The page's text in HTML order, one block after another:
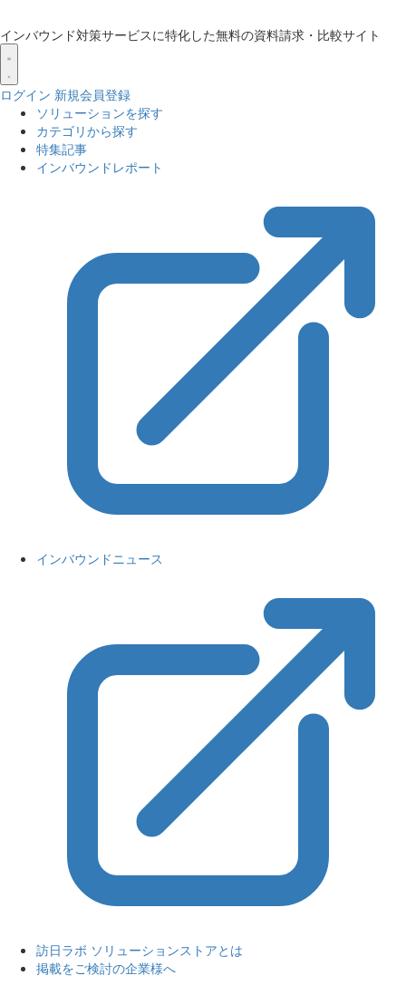
インバウンド対策サービスに特化した無料の資料請求・比較サイト
ログイン 新規会員登録
ソリューションを探す
カテゴリから探す
特集記事
インバウンドレポート
インバウンドニュース
訪日ラボ ソリューションストアとは
掲載をご検討の企業様へ